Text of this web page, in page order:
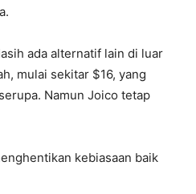
ada alternatif lain di luar
mulai sekitar $16, yang
Namun Joico tetap
kebiasaan baik